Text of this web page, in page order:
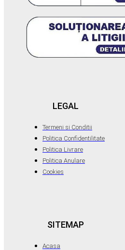
LEGAL
Termeni si Conditii
Politica Confidentilitate
Politica Livrare
Politica Anulare
Cookies
SITEMAP
Acasa